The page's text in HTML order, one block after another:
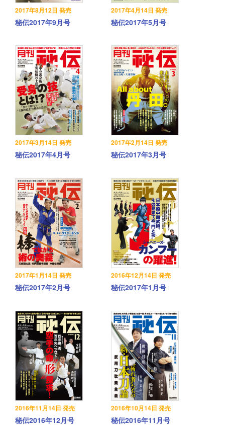
2017年8月12日 発売
秘伝2017年9月号
2017年4月14日 発売
秘伝2017年5月号
2017年3月14日 発売
秘伝2017年4月号
2017年2月14日 発売
秘伝2017年3月号
2017年1月14日 発売
秘伝2017年2月号
2016年12月14日 発売
秘伝2017年1月号
2016年11月14日 発売
秘伝2016年12月号
2016年10月14日 発売
秘伝2016年11月号